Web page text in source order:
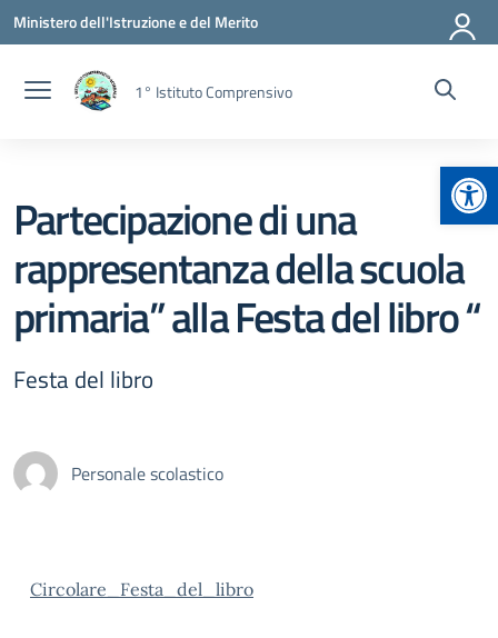
Vai ai contenuti
Vai al menu di navigazione
Vai al footer
Ministero dell'Istruzione e del Merito
1° Istituto Comprensivo
Partecipazione di una
rappresentanza della scuola
primaria” alla Festa del libro “
Festa del libro
Personale scolastico
Circolare_Festa_del_libro